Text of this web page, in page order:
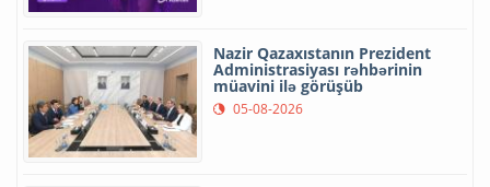
Nazir Qazaxıstanın Prezident
Administrasiyası rəhbərinin
müavini ilə görüşüb
05-08-2026